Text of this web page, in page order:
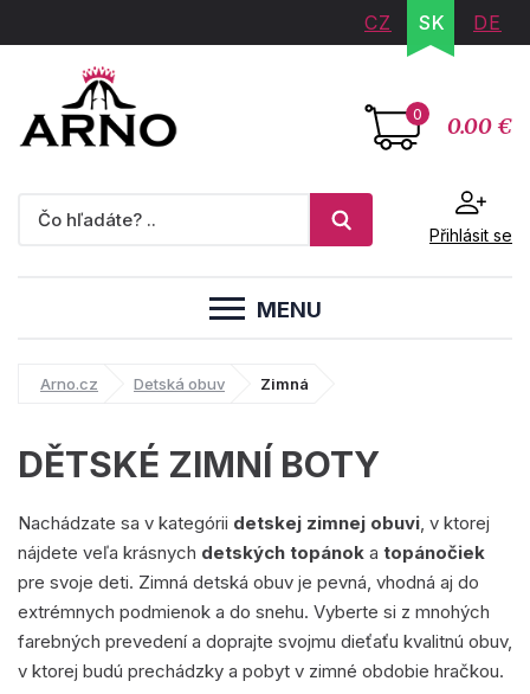
CZ SK DE
0 0.00 €
Přihlásit se
MENU
Arno.cz Detská obuv Zimná
DĚTSKÉ ZIMNÍ BOTY
Nachádzate sa v kategórii detskej zimnej obuvi, v ktorej
nájdete veľa krásnych detských topánok a topánočiek
pre svoje deti. Zimná detská obuv je pevná, vhodná aj do
extrémnych podmienok a do snehu. Vyberte si z mnohých
farebných prevedení a doprajte svojmu dieťaťu kvalitnú obuv,
v ktorej budú prechádzky a pobyt v zimné obdobie hračkou.